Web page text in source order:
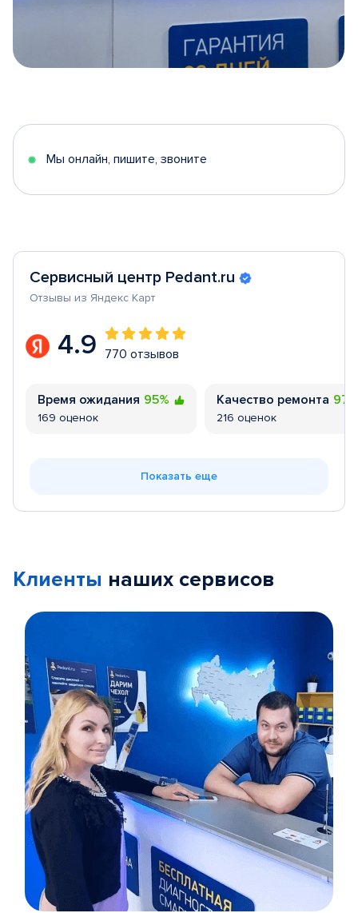
5
Мы онлайн, пишите, звоните
Сервисный центр Pedant.ru
Отзывы из Яндекс Карт
4.9 770 отзывов
Время ожидания 95%
169 оценок
Качество ремонта
216 оценок
Показать еще
Клиенты наших сервисов